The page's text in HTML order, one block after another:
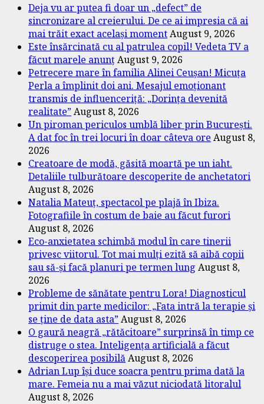
Deja vu ar putea fi doar un „defect” de
sincronizare al creierului. De ce ai impresia că ai
mai trăit exact același momentAugust 9, 2026
Este însărcinată cu al patrulea copil! Vedeta TV a
făcut marele anunțAugust 9, 2026
Petrecere mare în familia Alinei Ceușan! Micuța
Perla a împlinit doi ani. Mesajul emoționant
transmis de influenceriță: „Dorința devenită
realitate”August 8, 2026
Un piroman periculos umblă liber prin București.
A dat foc în trei locuri în doar câteva ore August 8,
2026
Creatoare de modă, găsită moartă pe un iaht.
Detaliile tulburătoare descoperite de anchetatori
August 8, 2026
Natalia Mateuț, spectacol pe plajă în Ibiza.
Fotografiile în costum de baie au făcut furori
August 8, 2026
Eco-anxietatea schimbă modul în care tinerii
privesc viitorul. Tot mai mulți ezită să aibă copii
sau să-și facă planuri pe termen lung August 8,
2026
Probleme de sănătate pentru Lora! Diagnosticul
primit din parte medicilor: „Fata intră la terapie și
se ține de data asta”August 8, 2026
O gaură neagră „rătăcitoare” surprinsă în timp ce
distruge o stea. Inteligența artificială a făcut
descoperirea posibilăAugust 8, 2026
Adrian Lup își duce soacra pentru prima dată la
mare. Femeia nu a mai văzut niciodată litoralul
August 8, 2026